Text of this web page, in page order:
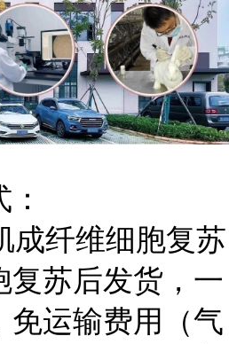
成纤维细胞复苏
复苏后发货，一
免运输费用（气